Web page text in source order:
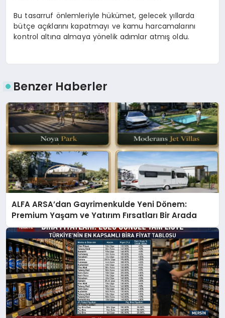
Bu tasarruf önlemleriyle hükümet, gelecek yıllarda
bütçe açıklarını kapatmayı ve kamu harcamalarını
kontrol altına almaya yönelik adımlar atmış oldu.
Benzer Haberler
ALFA ARSA’dan Gayrimenkulde Yeni Dönem:
Premium Yaşam ve Yatırım Fırsatları Bir Arada